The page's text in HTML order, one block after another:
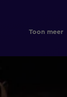
Toon meer